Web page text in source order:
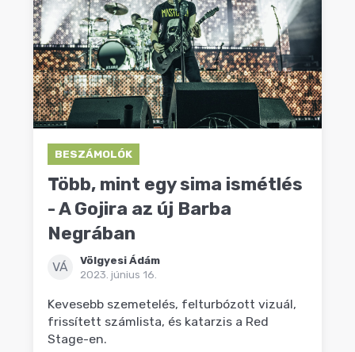
BESZÁMOLÓK
Több, mint egy sima ismétlés
- A Gojira az új Barba
Negrában
VÁ
Völgyesi Ádám
2023. június 16.
Kevesebb szemetelés, felturbózott vizuál,
frissített számlista, és katarzis a Red
Stage-en.